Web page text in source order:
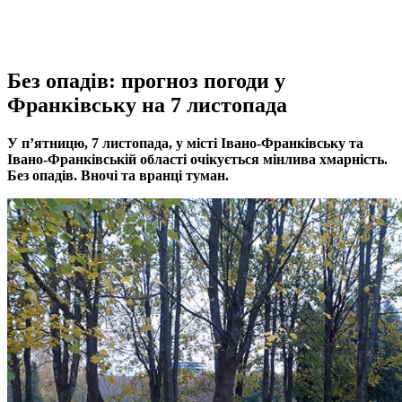
Без опадів: прогноз погоди у
Франківську на 7 листопада
У п’ятницю, 7 листопада, у місті Івано-Франківську та
Івано-Франківській області очікується мінлива хмарність.
Без опадів. Вночі та вранці туман.